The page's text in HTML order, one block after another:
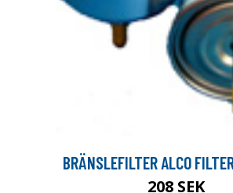
BRÄNSLEFILTER ALCO
208 SEK